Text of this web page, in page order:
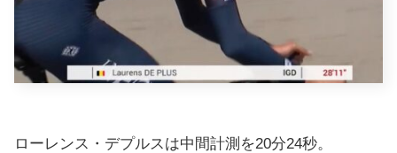
ローレンス・デプルスは中間計測を20分24秒。